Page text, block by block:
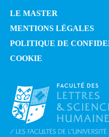
LE MASTER
MENTIONS LÉGALES
POLITIQUE DE
COOKIE